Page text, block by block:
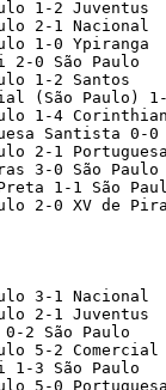
1-2 Juventus
2-1 Nacional
1-0 Ypiranga
2-0 São Paulo
1-2 Santos
(São Paulo)
1-4
Santista 0-0
2-1
3-0 São Paulo
1-1 São
2-0 XV de
3-1 Nacional
2-1 Juventus
0-2 São Paulo
5-2 Comercial
1-3 São Paulo
5-0